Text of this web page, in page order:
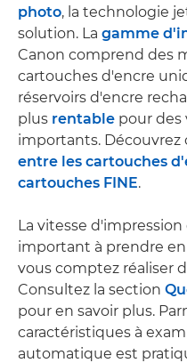
photo, la technologie
solution. La gamme
Canon comprend des
cartouches d'encre
réservoirs d'encre
plus rentable pour des
importants. Découvrez
entre les cartouches
cartouches FINE.
La vitesse
important à prendre
vous comptez réaliser
Consultez la section
pour en savoir plus.
caractéristiques à
automatique est